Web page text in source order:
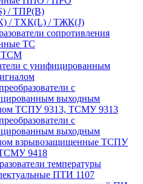
/ ТПР(В)
/ ТХК(L) / ТЖК(J)
сопротивления
ТС
ТСМ
с унифицированным
с
выходным
ТСПУ 9313, ТСМУ 9313
с
выходным
взрывозащищенные ТСПУ
9418
температуры
ПТИ 1107